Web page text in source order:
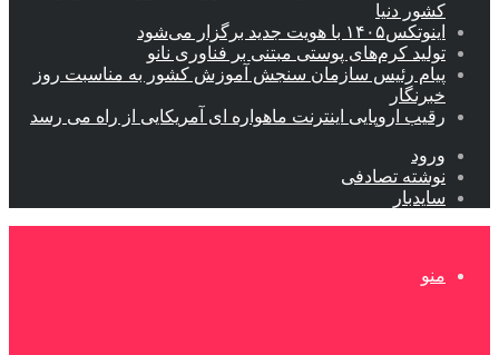
کشور دنیا
اینوتکس۱۴۰۵ با هویت جدید برگزار می‌شود
تولید کرم‌های پوستی مبتنی بر فناوری نانو
پیام رئیس سازمان سنجش آموزش کشور به مناسبت روز
خبرنگار
رقیب اروپایی اینترنت ماهواره ای آمریکایی از راه می رسد
ورود
نوشته تصادفی
سایدبار
منو